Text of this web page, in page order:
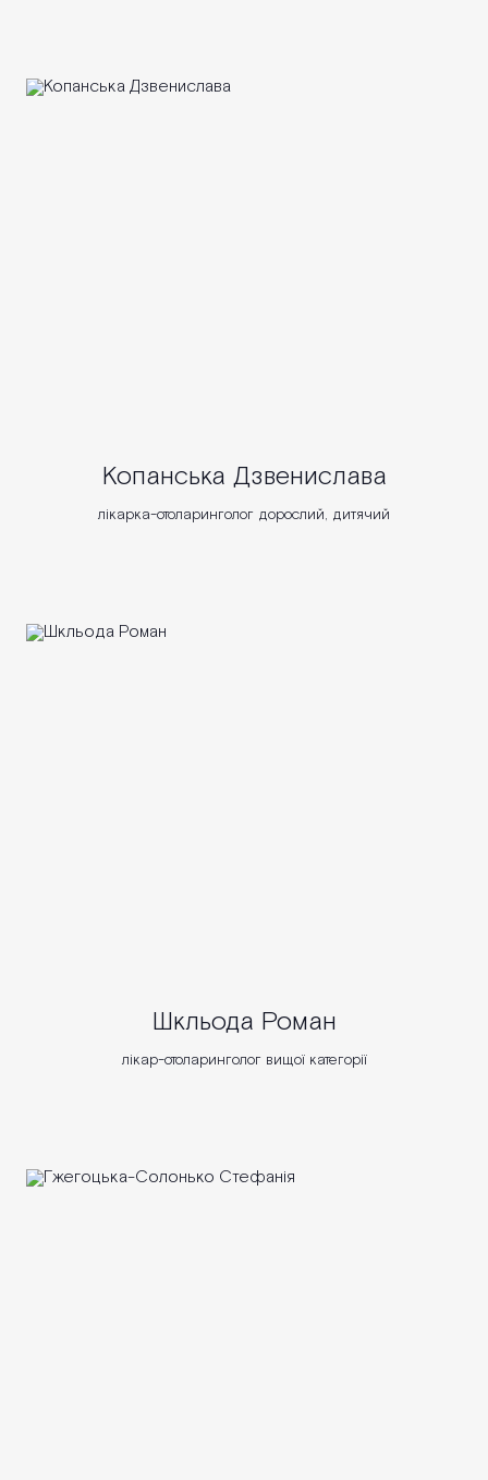
Копанська Дзвенислава
лікарка-отоларинголог дорослий, дитячий
Шкльода Роман
лікар-отоларинголог вищої категорії